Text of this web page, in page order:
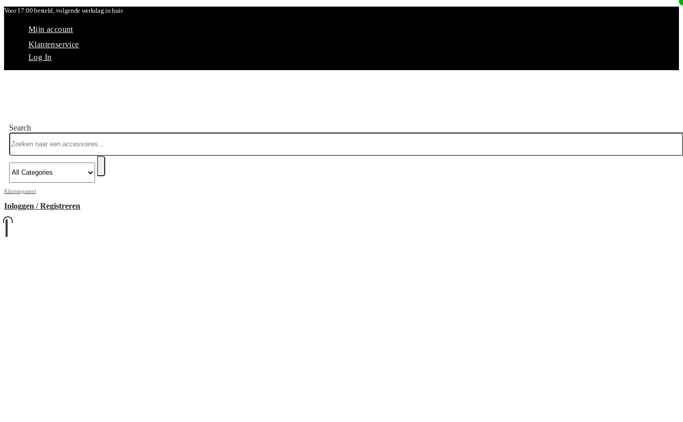
Voor 17:00 besteld, volgende werkdag in huis
Mijn account
Klantenservice
Log In
Search
Klantenpaneel
Inloggen / Registreren